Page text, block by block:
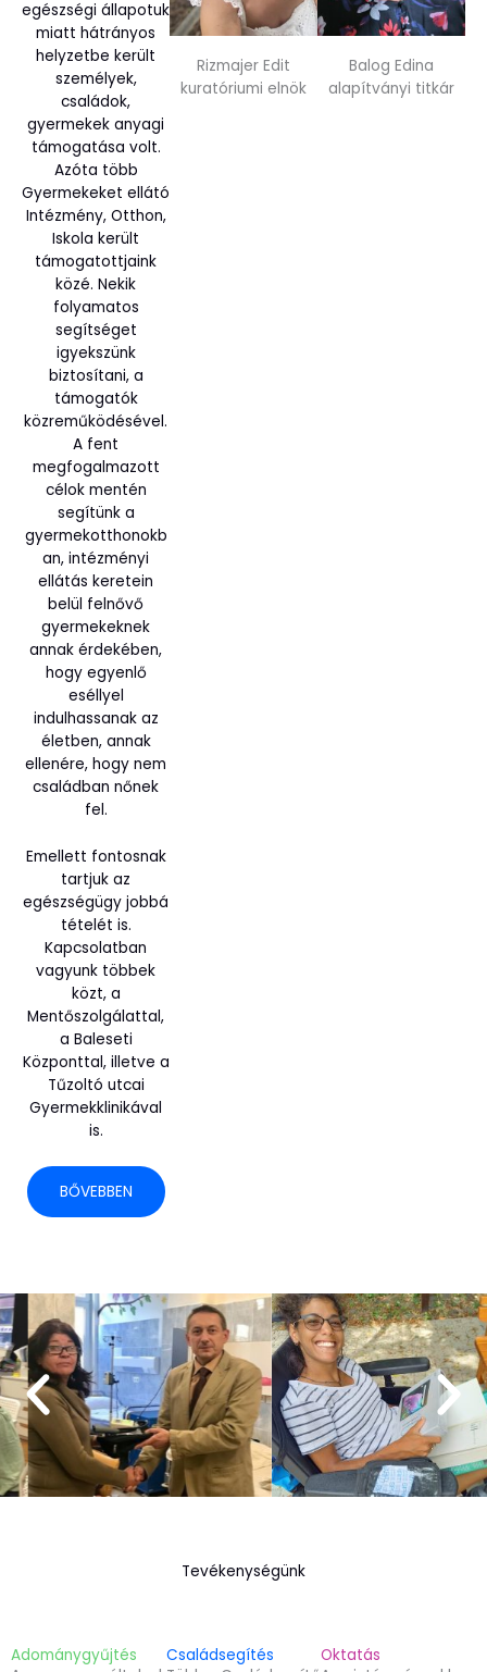
egészségi állapotuk
miatt hátrányos
helyzetbe került
személyek,
családok,
gyermekek anyagi
támogatása volt.
Azóta több
Gyermekeket ellátó
Intézmény, Otthon,
Iskola került
támogatottjaink
közé. Nekik
folyamatos
segítséget
igyekszünk
biztosítani, a
támogatók
közreműködésével.
A fent
megfogalmazott
célok mentén
segítünk a
gyermekotthonokb
an, intézményi
ellátás keretein
belül felnővő
gyermekeknek
annak érdekében,
hogy egyenlő
eséllyel
indulhassanak az
életben, annak
ellenére, hogy nem
családban nőnek
fel.
Emellett fontosnak
tartjuk az
egészségügy jobbá
tételét is.
Kapcsolatban
vagyunk többek
közt, a
Mentőszolgálattal,
a Baleseti
Központtal, illetve a
Tűzoltó utcai
Gyermekklinikával
is.
BŐVEBBEN
Rizmajer Edit
kuratóriumi elnök
Balog Edina
alapítványi titkár
Tevékenységünk
Adománygyűjtés
Családsegítés
Oktatás